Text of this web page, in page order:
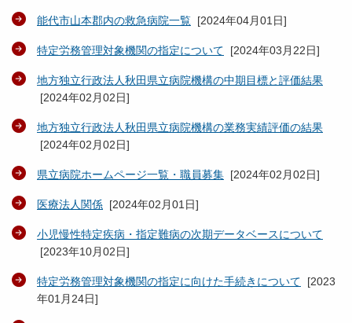
能代市山本郡内の救急病院一覧 [2024年04月01日]
特定労務管理対象機関の指定について [2024年03月22日]
地方独立行政法人秋田県立病院機構の中期目標と評価結果
[2024年02月02日]
地方独立行政法人秋田県立病院機構の業務実績評価の結果
[2024年02月02日]
県立病院ホームページ一覧・職員募集 [2024年02月02日]
医療法人関係 [2024年02月01日]
小児慢性特定疾病・指定難病の次期データベースについて
[2023年10月02日]
特定労務管理対象機関の指定に向けた手続きについて [2023
年01月24日]